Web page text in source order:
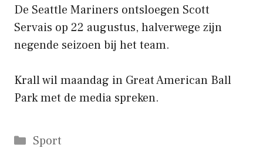
De Seattle Mariners ontsloegen Scott
Servais op 22 augustus, halverwege zijn
negende seizoen bij het team.
Krall wil maandag in Great American Ball
Park met de media spreken.
Categorieën
Sport